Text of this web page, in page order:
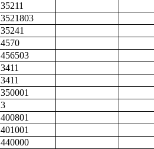
35211
3521803
35241
4570
456503
3411
3411
350001
3
400801
401001
440000